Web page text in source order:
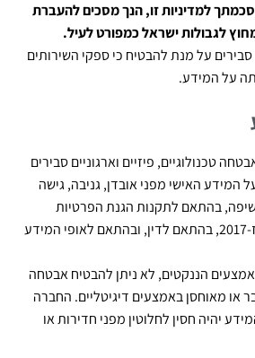
למדיניות זו, הנך מסכים להעברת
לגבולות ישראל כמפורט לעיל.
על מנת להבטיח כי ספקי השירותים
על המידע.
טכנולוגיים, פיזיים וארגוניים סבירים
המידע האישי מפני אובדן, גניבה, גישה
בהתאם לתקנות הגנת הפרטיות
(אבטחת מידע), התשע"ז-2017, בהתאם לדין, ובהתאם לאופי המידע
הננקטים, לא ניתן להבטיח אבטחה
או מאוחסן באמצעים דיגיטליים. החברה
יהיה חסין לחלוטין מפני חדירות או